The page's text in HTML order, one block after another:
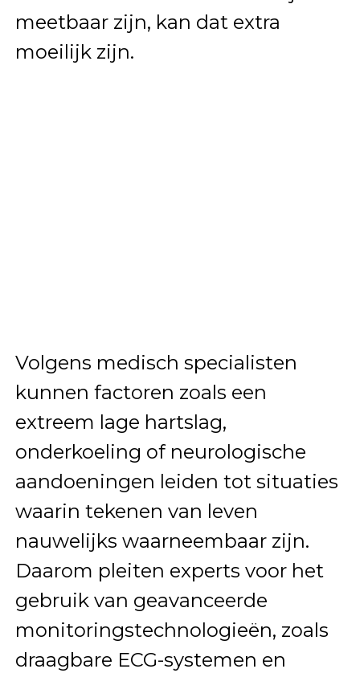
meetbaar zijn, kan dat extra
moeilijk zijn.
Volgens medisch specialisten
kunnen factoren zoals een
extreem lage hartslag,
onderkoeling of neurologische
aandoeningen leiden tot situaties
waarin tekenen van leven
nauwelijks waarneembaar zijn.
Daarom pleiten experts voor het
gebruik van geavanceerde
monitoringstechnologieën, zoals
draagbare ECG-systemen en